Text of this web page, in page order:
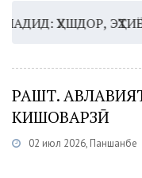
ҲУШДОР, ЭҲТИЁТ
РАШТ.
КИШОВАРЗӢ
02 июл 2026, Панҷшанбе